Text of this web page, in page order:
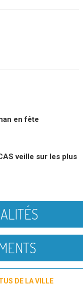
en fête
veille sur les plus
DE LA VILLE